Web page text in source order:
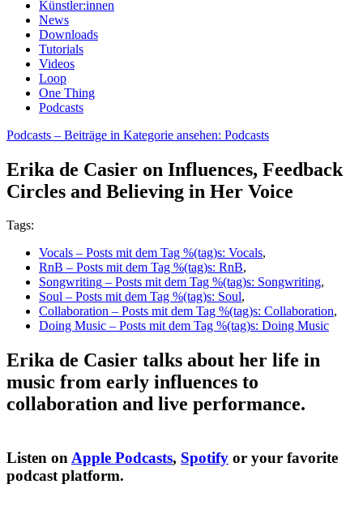
Künstler:innen
News
Downloads
Tutorials
Videos
Loop
One Thing
Podcasts
Podcasts – Beiträge in Kategorie ansehen: Podcasts
Erika de Casier on Influences, Feedback
Circles and Believing in Her Voice
Tags:
Vocals – Posts mit dem Tag %(tag)s: Vocals,
RnB – Posts mit dem Tag %(tag)s: RnB,
Songwriting – Posts mit dem Tag %(tag)s: Songwriting,
Soul – Posts mit dem Tag %(tag)s: Soul,
Collaboration – Posts mit dem Tag %(tag)s: Collaboration,
Doing Music – Posts mit dem Tag %(tag)s: Doing Music
Erika de Casier talks about her life in
music from early influences to
collaboration and live performance.
Listen onApple Podcasts, Spotify or your favorite
podcast platform.